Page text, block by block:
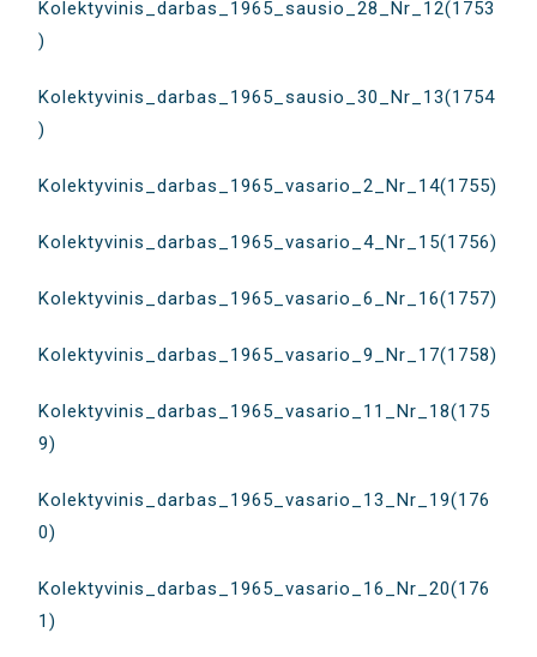
Kolektyvinis_darbas_1965_sausio_28_Nr_12(1753
)
Kolektyvinis_darbas_1965_sausio_30_Nr_13(1754
)
Kolektyvinis_darbas_1965_vasario_2_Nr_14(1755)
Kolektyvinis_darbas_1965_vasario_4_Nr_15(1756)
Kolektyvinis_darbas_1965_vasario_6_Nr_16(1757)
Kolektyvinis_darbas_1965_vasario_9_Nr_17(1758)
Kolektyvinis_darbas_1965_vasario_11_Nr_18(175
9)
Kolektyvinis_darbas_1965_vasario_13_Nr_19(176
0)
Kolektyvinis_darbas_1965_vasario_16_Nr_20(176
1)